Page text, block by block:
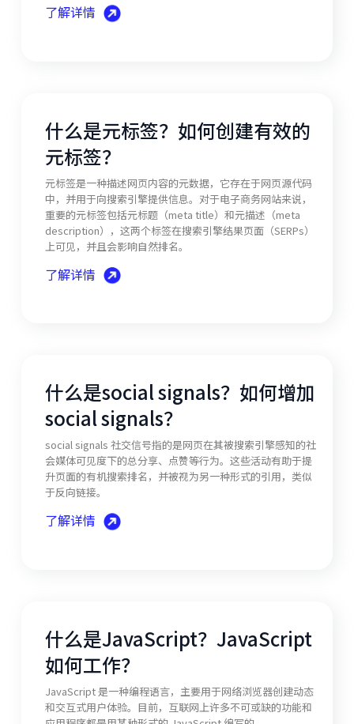
了解详情
什么是元标签？如何创建有效的
元标签？
元标签是一种描述网页内容的元数据，它存在于网页源代码
中，并用于向搜索引擎提供信息。对于电子商务网站来说，
重要的元标签包括元标题（meta title）和元描述（meta
description），这两个标签在搜索引擎结果页面（SERPs）
上可见，并且会影响自然排名。
了解详情
什么是social signals？如何增加
social signals？
social signals 社交信号指的是网页在其被搜索引擎感知的社
会媒体可见度下的总分享、点赞等行为。这些活动有助于提
升页面的有机搜索排名，并被视为另一种形式的引用，类似
于反向链接。
了解详情
什么是JavaScript？JavaScript
如何工作？
JavaScript 是一种编程语言，主要用于网络浏览器创建动态
和交互式用户体验。目前，互联网上许多不可或缺的功能和